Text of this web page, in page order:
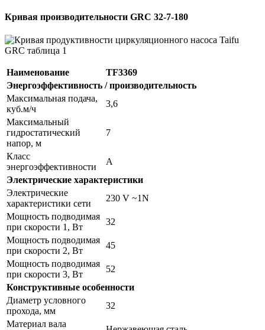
Кривая производительности GRC 32-7-180
Наименование
TF3369
Энергоэффективность / производительность
Максимальная подача,
куб.м/ч
3,6
Максимальный
гидростатический
напор, м
7
Класс
энергоэффективности
А
Электрические характеристики
Электрические
характеристики сети
230 V ~1N
Мощность подводимая
при скорости 1, Вт
32
Мощность подводимая
при скорости 2, Вт
45
Мощность подводимая
при скорости 3, Вт
52
Конструктивные особенности
Диаметр условного
прохода, мм
32
Материал вала